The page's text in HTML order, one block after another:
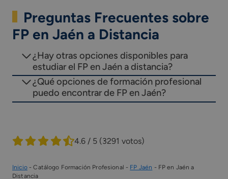
Preguntas Frecuentes sobre
FP en Jaén a Distancia
¿Hay otras opciones disponibles para
estudiar el FP en Jaén a distancia?
¿Qué opciones de formación profesional
puedo encontrar de FP en Jaén?
4.6 / 5 (3291 votos)
Inicio-Catálogo Formación Profesional - FP Jaén - FP en Jaén a
Distancia